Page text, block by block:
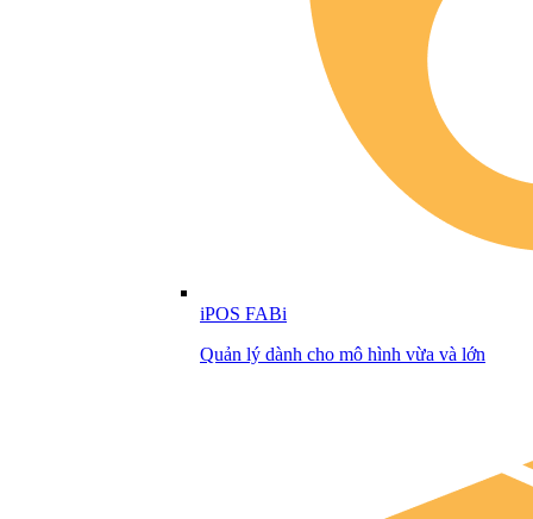
iPOS FABi
Quản lý dành cho mô hình vừa và lớn